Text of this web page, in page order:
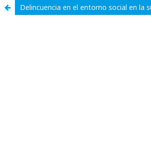
Delincuencia en el entorno social en la